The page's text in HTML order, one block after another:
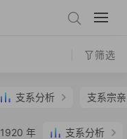
筛选
支系分析 支系宗亲
年 支系分析